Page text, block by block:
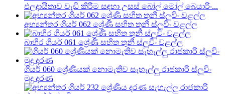
ඵලදායිතාව වැඩි කිරීම සඳහා උසස් බෝල් මෝල් බෙයාරිං...
අභ්‍යන්තර ගියර් 062 ශ්‍රේණි සහිත තුනී ස්ලූවිං වළල්ල
බාහිර ගියර් 061 ශ්‍රේණි සහිත තුනී ස්ලූවිං වළල්ල
ගියර් 060 ශ්‍රේණියක් නොමැතිව සැහැල්ලු රාජකාරි ස්ලූවිං
මුදු දරණ